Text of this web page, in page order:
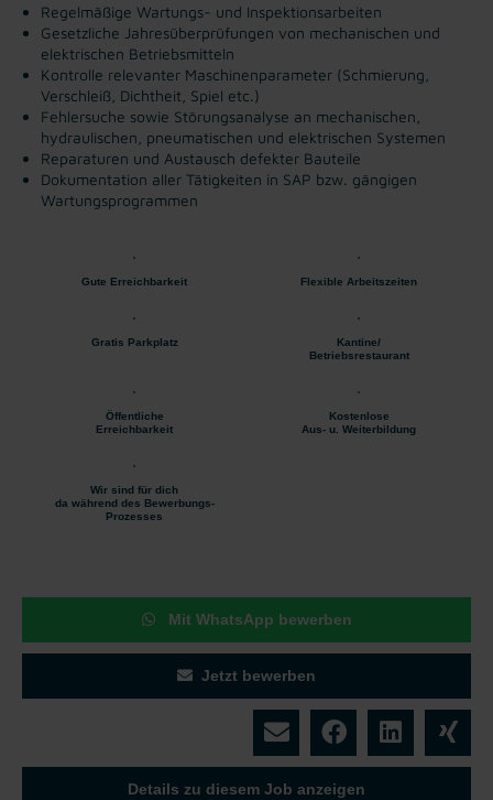
Regelmäßige Wartungs- und Inspektionsarbeiten
Gesetzliche Jahresüberprüfungen von mechanischen und
elektrischen Betriebsmitteln
Kontrolle relevanter Maschinenparameter (Schmierung,
Verschleiß, Dichtheit, Spiel etc.)
Fehlersuche sowie Störungsanalyse an mechanischen,
hydraulischen, pneumatischen und elektrischen Systemen
Reparaturen und Austausch defekter Bauteile
Dokumentation aller Tätigkeiten in SAP bzw. gängigen
Wartungsprogrammen
Gute Erreichbarkeit Flexible Arbeitszeiten
Gratis Parkplatz
Kantine/
Betriebsrestaurant
Öffentliche
Erreichbarkeit
Kostenlose
Aus- u. Weiterbildung
Wir sind für dich
da während des Bewerbungs-
Prozesses
Mit WhatsApp bewerben
Jetzt bewerben
Details zu diesem Job anzeigen